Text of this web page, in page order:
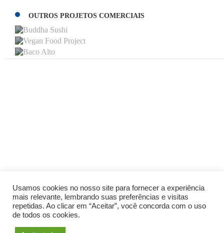
OUTROS PROJETOS COMERCIAIS
VEGAN FOOD PROJET
BACO ALTO
Usamos cookies no nosso site para fornecer a experiência
mais relevante, lembrando suas preferências e visitas
repetidas. Ao clicar em “Aceitar”, você concorda com o uso
de todos os cookies.